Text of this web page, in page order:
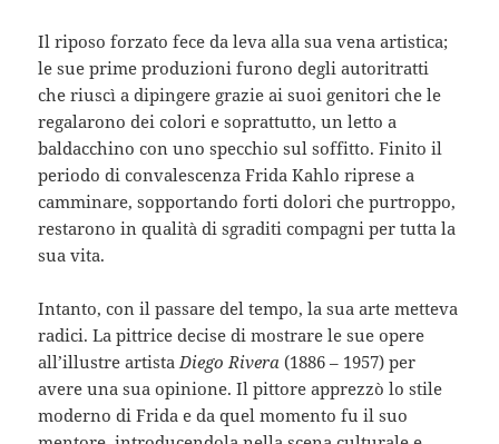
Il riposo forzato fece da leva alla sua vena artistica;
le sue prime produzioni furono degli autoritratti
che riuscì a dipingere grazie ai suoi genitori che le
regalarono dei colori e soprattutto, un letto a
baldacchino con uno specchio sul soffitto. Finito il
periodo di convalescenza Frida Kahlo riprese a
camminare, sopportando forti dolori che purtroppo,
restarono in qualità di sgraditi compagni per tutta la
sua vita.
Intanto, con il passare del tempo, la sua arte metteva
radici. La pittrice decise di mostrare le sue opere
all’illustre artista Diego Rivera (1886 – 1957) per
avere una sua opinione. Il pittore apprezzò lo stile
moderno di Frida e da quel momento fu il suo